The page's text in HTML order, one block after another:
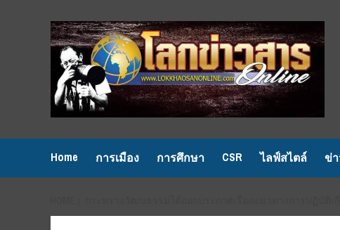
Home การเมือง การศึกษา CSR ไลฟ์สไตล์ ข่